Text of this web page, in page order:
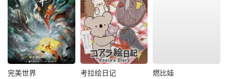
完美世界 考拉绘日记 燃比娃